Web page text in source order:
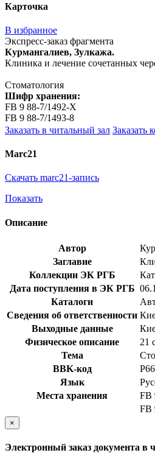
Карточка
В избранное
Экспресс-заказ фрагмента
Курмангалиев, Зулкажа.
Клиника и лечение сочетанных
Стоматология
Шифр хранения:
FB 9 88-7/1492-Х
FB 9 88-7/1493-8
Заказать в читальный зал Заказать
Marc21
Скачать marc21-запись
Показать
Описание
Автор
Заглавие
Коллекции ЭК РГБ
Дата поступления в ЭК РГБ
Каталоги
Сведения об ответственности
Выходные данные
Физическое описание
21
Тема
BBK-код
Язык
Места хранения
FB
FB
×
Электронный заказ документа в